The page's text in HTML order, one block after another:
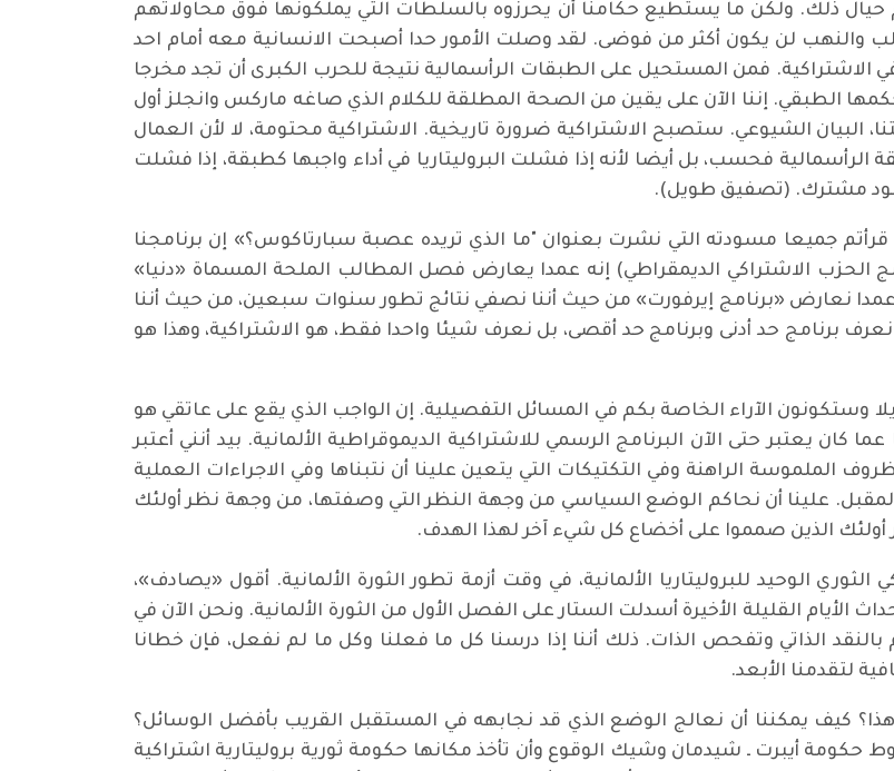
ذلك. ولكن ما يستطيع حكامنا أن يحرزوه بالسلطات التي يملكونها فوق محاولاتهم
والنهب لن يكون أكثر من فوضى. لقد وصلت الأمور حدا أصبحت الانسانية معه أمام احد
فمن المستحيل على الطبقات الرأسمالية نتيجة للحرب الكبرى أن تجد مخرجا
الطبقي. إننا الآن على يقين من الصحة المطلقة للكلام الذي صاغه ماركس وانجلز أول
البيان الشيوعي. ستصبح الاشتراكية ضرورة تاريخية. الاشتراكية محتومة، لا لأن العمال
فحسب، بل أيضا لأنه إذا فشلت البروليتاريا في أداء واجبها كطبقة، إذا فشلت
مشترك. (تصفيق طويل).
قرأتم جميعا مسودته التي نشرت بعنوان "ما الذي تريده عصبة سبارتاكوس؟» إن برنامجنا
الحزب الاشتراكي الديمقراطي) إنه عمدا يعارض فصل المطالب الملحة المسماة «دنيا»
نعارض «برنامج إيرفورت» من حيث أننا نصفي نتائج تطور سنوات سبعين، من حيث أننا
نعرف برنامج حد أدنى وبرنامج حد أقصى، بل نعرف شيئا واحدا فقط، هو الاشتراكية، وهذا هو
وستكونون الآراء الخاصة بكم في المسائل التفصيلية. إن الواجب الذي يقع على عاتقي هو
يعتبر حتى الآن البرنامج الرسمي للاشتراكية الديموقراطية الألمانية. بيد أنني أعتبر
الملموسة الراهنة وفي التكتيكات التي يتعين علينا أن نتبناها وفي الاجراءات العملية
علينا أن نحاكم الوضع السياسي من وجهة النظر التي وصفتها، من وجهة نظر أولئك
أولئك الذين صمموا على أخضاع كل شيء آخر لهذا الهدف.
الوحيد للبروليتاريا الألمانية، في وقت أزمة تطور الثورة الألمانية. أقول «يصادف»،
الأيام القليلة الأخيرة أسدلت الستار على الفصل الأول من الثورة الألمانية. ونحن الآن في
بالنقد الذاتي وتفحص الذات. ذلك أننا إذا درسنا كل ما فعلنا وكل ما لم نفعل، فإن خطانا
لتقدمنا الأبعد.
كيف يمكننا أن نعالج الوضع الذي قد نجابهه في المستقبل القريب بأفضل الوسائل؟
أيبرت ـ شيدمان وشيك الوقوع وأن تأخذ مكانها حكومة ثورية بروليتارية اشتراكية